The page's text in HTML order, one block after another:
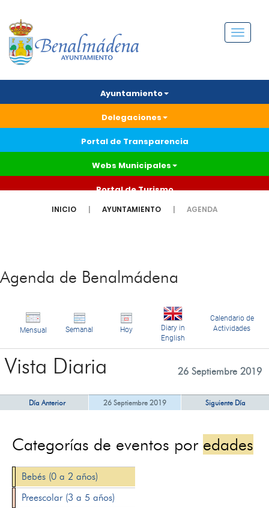
Menú
Ayuntamiento
Delegaciones
Portal de Transparencia
Webs Municipales
Portal de Turismo
INICIO AYUNTAMIENTO AGENDA
Agenda de Benalmádena
Mensual Semanal Hoy
Diary in
English
Calendario de
Actividades
Vista Diaria 26 Septiembre 2019
Día Anterior 26 Septiembre 2019 Siguiente Día
Categorías de eventos por edades
Bebés (0 a 2 años)
Preescolar (3 a 5 años)